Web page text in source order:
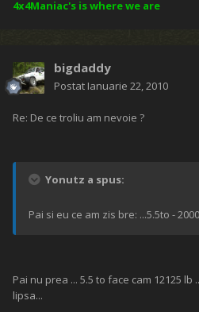
4x4Maniac's is where we are
bigdaddy
Postat Ianuarie 22, 2010
Re: De ce troliu am nevoie ?
Yonutz a spus:
Pai si eu ce am zis bre: ...5.5to -
Pai nu prea ... 5.5 to face cam 12125 lb
lipsa...